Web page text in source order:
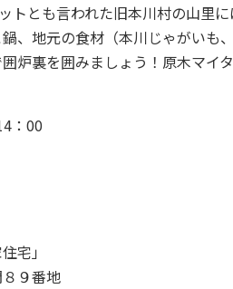
トとも言われた旧本川村の山里
、地元の食材（本川じゃがいも
炉裏を囲みましょう！原木マイ
：00
宅」
９番地